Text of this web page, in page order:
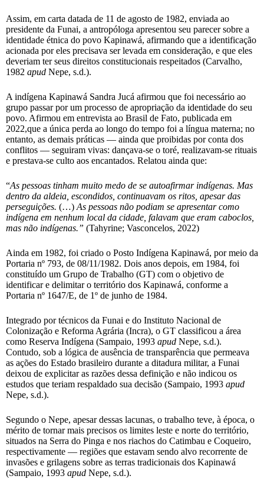
Assim, em carta datada de 11 de agosto de 1982, enviada ao
presidente da Funai, a antropóloga apresentou seu parecer sobre a
identidade étnica do povo Kapinawá, afirmando que a identificação
acionada por eles precisava ser levada em consideração, e que eles
deveriam ter seus direitos constitucionais respeitados (Carvalho,
1982 apud Nepe, s.d.).
A indígena Kapinawá Sandra Jucá afirmou que foi necessário ao
grupo passar por um processo de apropriação da identidade do seu
povo. Afirmou em entrevista ao Brasil de Fato, publicada em
2022,que a única perda ao longo do tempo foi a língua materna; no
entanto, as demais práticas — ainda que proibidas por conta dos
conflitos — seguiram vivas: dançava-se o toré, realizavam-se rituais
e prestava-se culto aos encantados. Relatou ainda que:
“As pessoas tinham muito medo de se autoafirmar indígenas. Mas
dentro da aldeia, escondidos, continuavam os ritos, apesar das
perseguições. (…) As pessoas não podiam se apresentar como
indígena em nenhum local da cidade, falavam que eram caboclos,
mas não indígenas.” (Tahyrine; Vasconcelos, 2022)
Ainda em 1982, foi criado o Posto Indígena Kapinawá, por meio da
Portaria nº 793, de 08/11/1982. Dois anos depois, em 1984, foi
constituído um Grupo de Trabalho (GT) com o objetivo de
identificar e delimitar o território dos Kapinawá, conforme a
Portaria nº 1647/E, de 1º de junho de 1984.
Integrado por técnicos da Funai e do Instituto Nacional de
Colonização e Reforma Agrária (Incra), o GT classificou a área
como Reserva Indígena (Sampaio, 1993 apud Nepe, s.d.).
Contudo, sob a lógica de ausência de transparência que permeava
as ações do Estado brasileiro durante a ditadura militar, a Funai
deixou de explicitar as razões dessa definição e não indicou os
estudos que teriam respaldado sua decisão (Sampaio, 1993 apud
Nepe, s.d.).
Segundo o Nepe, apesar dessas lacunas, o trabalho teve, à época, o
mérito de tornar mais precisos os limites leste e norte do território,
situados na Serra do Pinga e nos riachos do Catimbau e Coqueiro,
respectivamente — regiões que estavam sendo alvo recorrente de
invasões e grilagens sobre as terras tradicionais dos Kapinawá
(Sampaio, 1993 apud Nepe, s.d.).